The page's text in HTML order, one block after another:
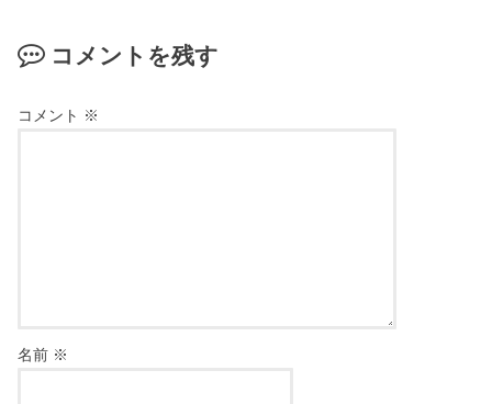
コメントを残す
コメント ※
名前 ※